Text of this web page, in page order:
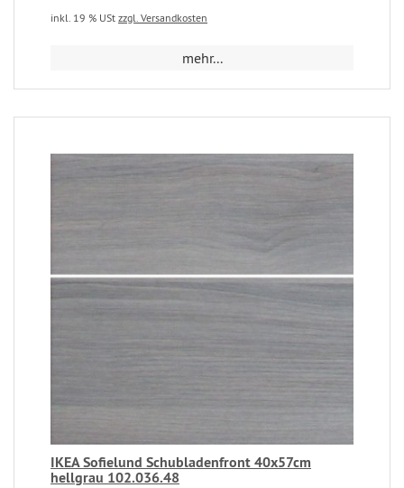
inkl. 19 % USt zzgl. Versandkosten
mehr...
IKEA Sofielund Schubladenfront 40x57cm
hellgrau 102.036.48